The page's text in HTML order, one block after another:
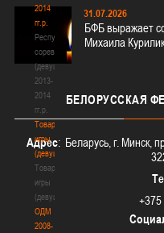
2014
гг.р.
Республиканские
соревнования
(девушки)
2013-
2014
гг.р.
Товарищеские
игры
(девушки)
Товарищеские
игры
(девушки)
ОДМ
2008-
31.07.2026
БФБ выражает
Михаила
БЕЛОРУССКАЯ
Адрес: Беларусь, г. Минск,
+375